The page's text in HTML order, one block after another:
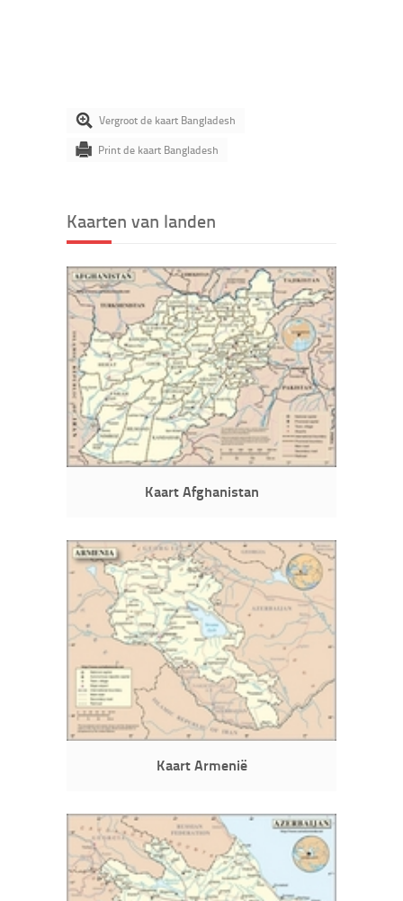
Vergroot de kaart Bangladesh
Print de kaart Bangladesh
Kaarten van landen
Kaart Afghanistan
Kaart Armenië